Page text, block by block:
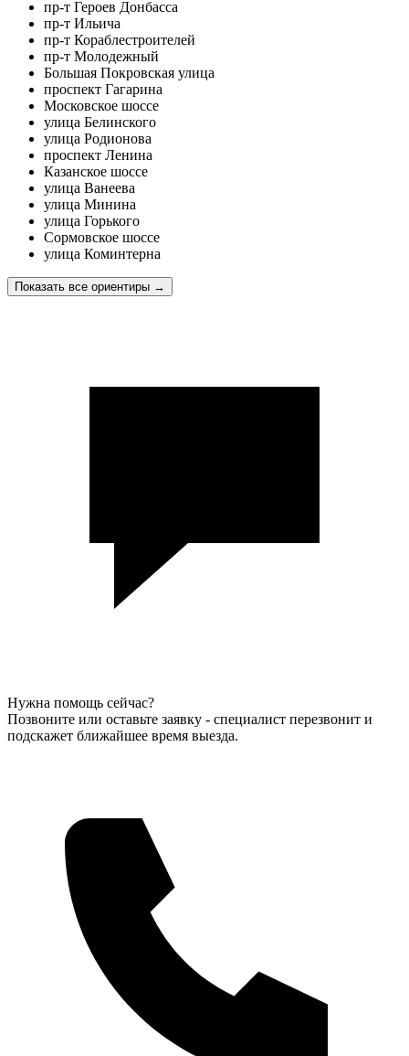
пр-т Героев Донбасса
пр-т Ильича
пр-т Кораблестроителей
пр-т Молодежный
Большая Покровская улица
проспект Гагарина
Московское шоссе
улица Белинского
улица Родионова
проспект Ленина
Казанское шоссе
улица Ванеева
улица Минина
улица Горького
Сормовское шоссе
улица Коминтерна
Показать все ориентиры →
Нужна помощь сейчас?
Позвоните или оставьте заявку - специалист перезвонит и
подскажет ближайшее время выезда.